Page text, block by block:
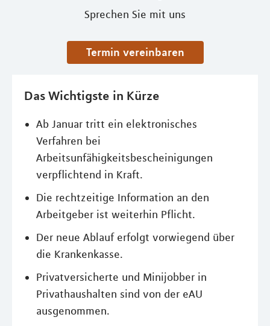
Sprechen Sie mit uns
Termin vereinbaren
Das Wichtigste in Kürze
Ab Januar tritt ein elektronisches
Verfahren bei
Arbeitsunfähigkeitsbescheinigungen
verpflichtend in Kraft.
Die rechtzeitige Information an den
Arbeitgeber ist weiterhin Pflicht.
Der neue Ablauf erfolgt vorwiegend über
die Krankenkasse.
Privatversicherte und Minijobber in
Privathaushalten sind von der eAU
ausgenommen.